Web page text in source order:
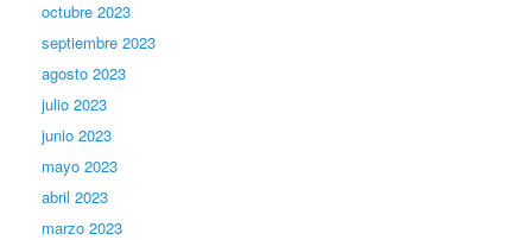
octubre 2023
septiembre 2023
agosto 2023
julio 2023
junio 2023
mayo 2023
abril 2023
marzo 2023